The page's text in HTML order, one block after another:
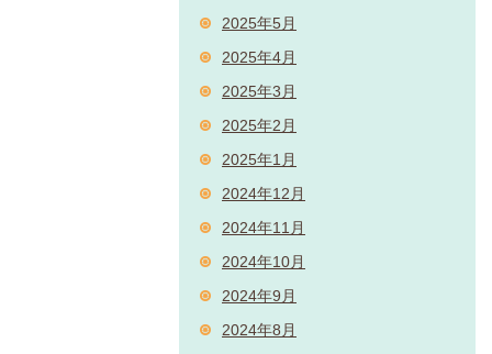
2025年5月
2025年4月
2025年3月
2025年2月
2025年1月
2024年12月
2024年11月
2024年10月
2024年9月
2024年8月